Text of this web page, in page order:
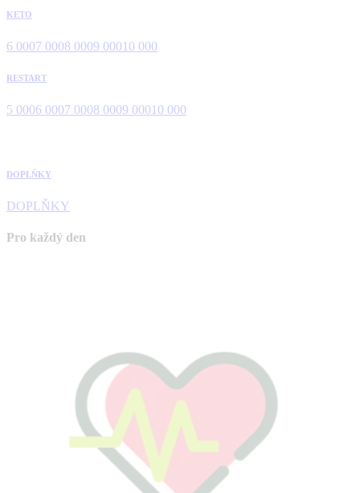
KETO
6 0007 0008 0009 00010 000
RESTART
5 0006 0007 0008 0009 00010 000
DOPLŇKY
DOPLŇKY
Pro každý den